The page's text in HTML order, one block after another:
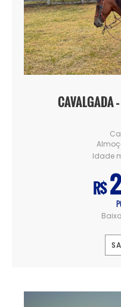
CAVALGADA
Idade
R$